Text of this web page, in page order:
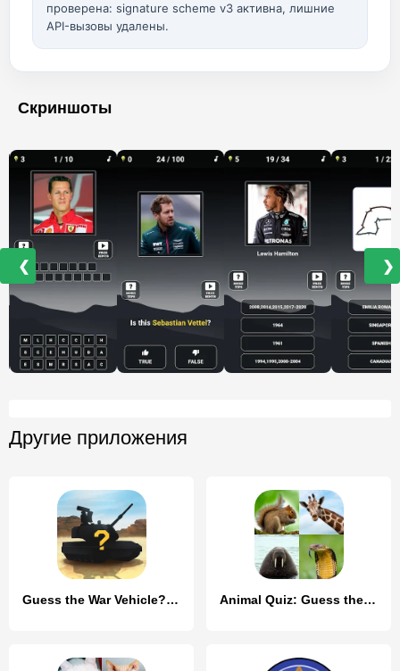
проверена: signature scheme v3 активна, лишние
API-вызовы удалены.
Скриншоты
❮ ❯
Другие приложения
Guess the War Vehicle? WT Quiz Animal Quiz: Guess the Animal